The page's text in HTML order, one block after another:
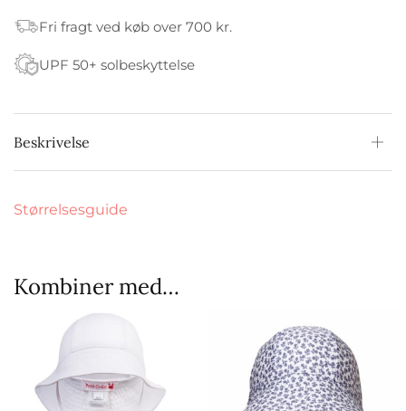
Fri fragt ved køb over 700 kr.
UPF 50+ solbeskyttelse
Beskrivelse
Størrelsesguide
Kombiner med…